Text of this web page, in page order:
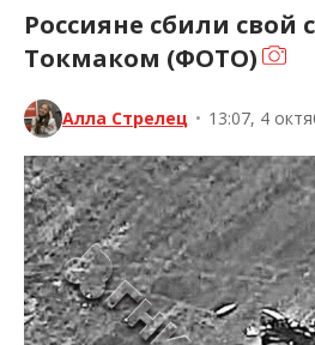
Россияне сбили свой
Токмаком (ФОТО)
Алла Стрелец • 13:07, 4